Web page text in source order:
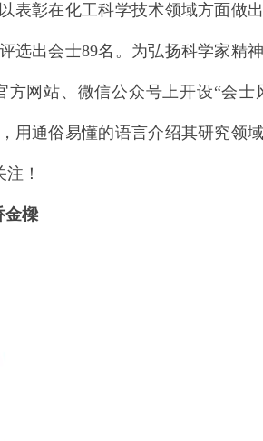
表彰在化工科学技术领域方面做出
选出会士89名。为弘扬科学家精
网站、微信公众号上开设“会士
用通俗易懂的语言介绍其研究领
！
金樑